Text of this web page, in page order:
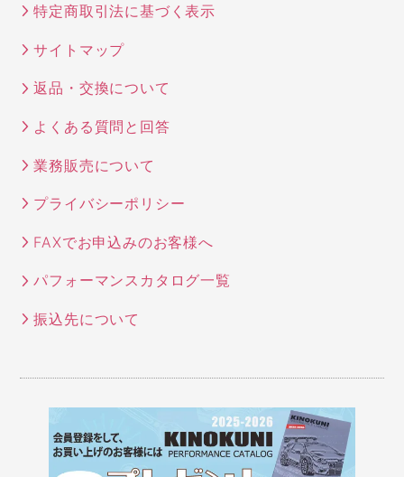
特定商取引法に基づく表示
サイトマップ
返品・交換について
よくある質問と回答
業務販売について
プライバシーポリシー
FAXでお申込みのお客様へ
パフォーマンスカタログ一覧
振込先について